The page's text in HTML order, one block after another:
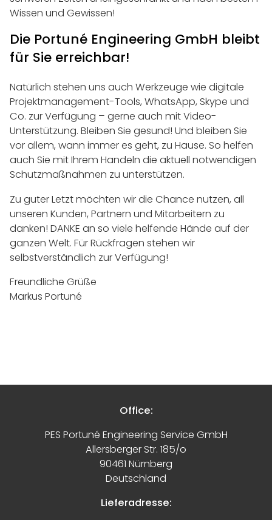
Wissen und Gewissen!
Die Portuné Engineering GmbH bleibt
für Sie erreichbar!
Natürlich stehen uns auch Werkzeuge wie digitale
Projektmanagement-Tools, WhatsApp, Skype und
Co. zur Verfügung – gerne auch mit Video-
Unterstützung. Bleiben Sie gesund! Und bleiben Sie
vor allem, wann immer es geht, zu Hause. So helfen
auch Sie mit Ihrem Handeln die aktuell notwendigen
Schutzmaßnahmen zu unterstützen.
Zu guter Letzt möchten wir die Chance nutzen, all
unseren Kunden, Partnern und Mitarbeitern zu
danken! DANKE an so viele helfende Hände auf der
ganzen Welt. Für Rückfragen stehen wir
selbstverständlich zur Verfügung!
Freundliche Grüße
Markus Portuné
Office:
PES Portuné Engineering Service GmbH
Allersberger Str. 185/o
90461 Nürnberg
Deutschland
Lieferadresse: